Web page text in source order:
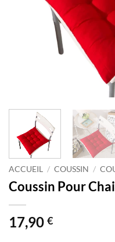
ACCUEIL / COUSSIN /
Coussin Pour
17,90 €